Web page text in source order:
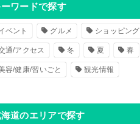
ーワードで探す
ベント グルメ ショッピング
通/アクセス 冬 夏 春
容/健康/習いごと 観光情報
道のエリアで探す